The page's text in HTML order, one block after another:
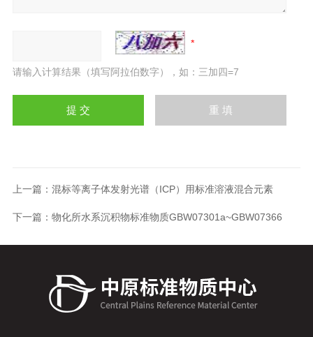
请输入计算结果（填写阿拉伯数字），如：三加四=7
上一篇： 混标等离子体发射光谱（ICP）用标准溶液混合元素
下一篇： 物化所水系沉积物标准物质GBW07301a~GBW07366